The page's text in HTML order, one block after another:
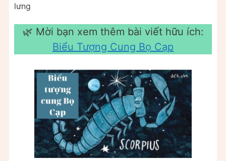
lưng
🌿 Mời bạn xem thêm bài viết hữu ích:
Biểu Tượng Cung Bọ Cạp